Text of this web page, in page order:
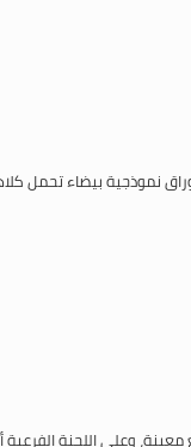
نموذجية بيضاء تحمل
وعلى اللجنة الفرعية